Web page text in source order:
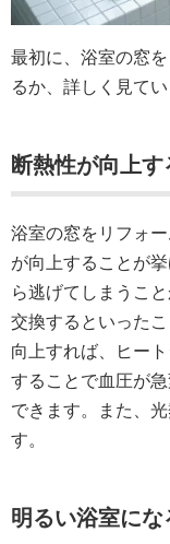
最初に、浴室の窓
るか、詳しく見てい
断熱性が向上す
浴室の窓をリフォ
が向上することが
ら逃げてしまうこ
交換するといった
向上すれば、ヒー
することで血圧が
できます。また、
す。
明るい浴室にな